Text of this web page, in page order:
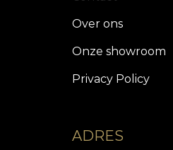
Over ons
Onze showroom
Privacy Policy
ADRES